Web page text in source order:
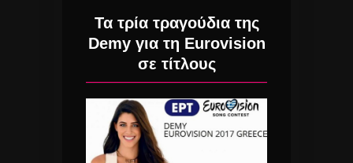
Τα τρία τραγούδια της
Demy για τη Eurovision
σε τίτλους